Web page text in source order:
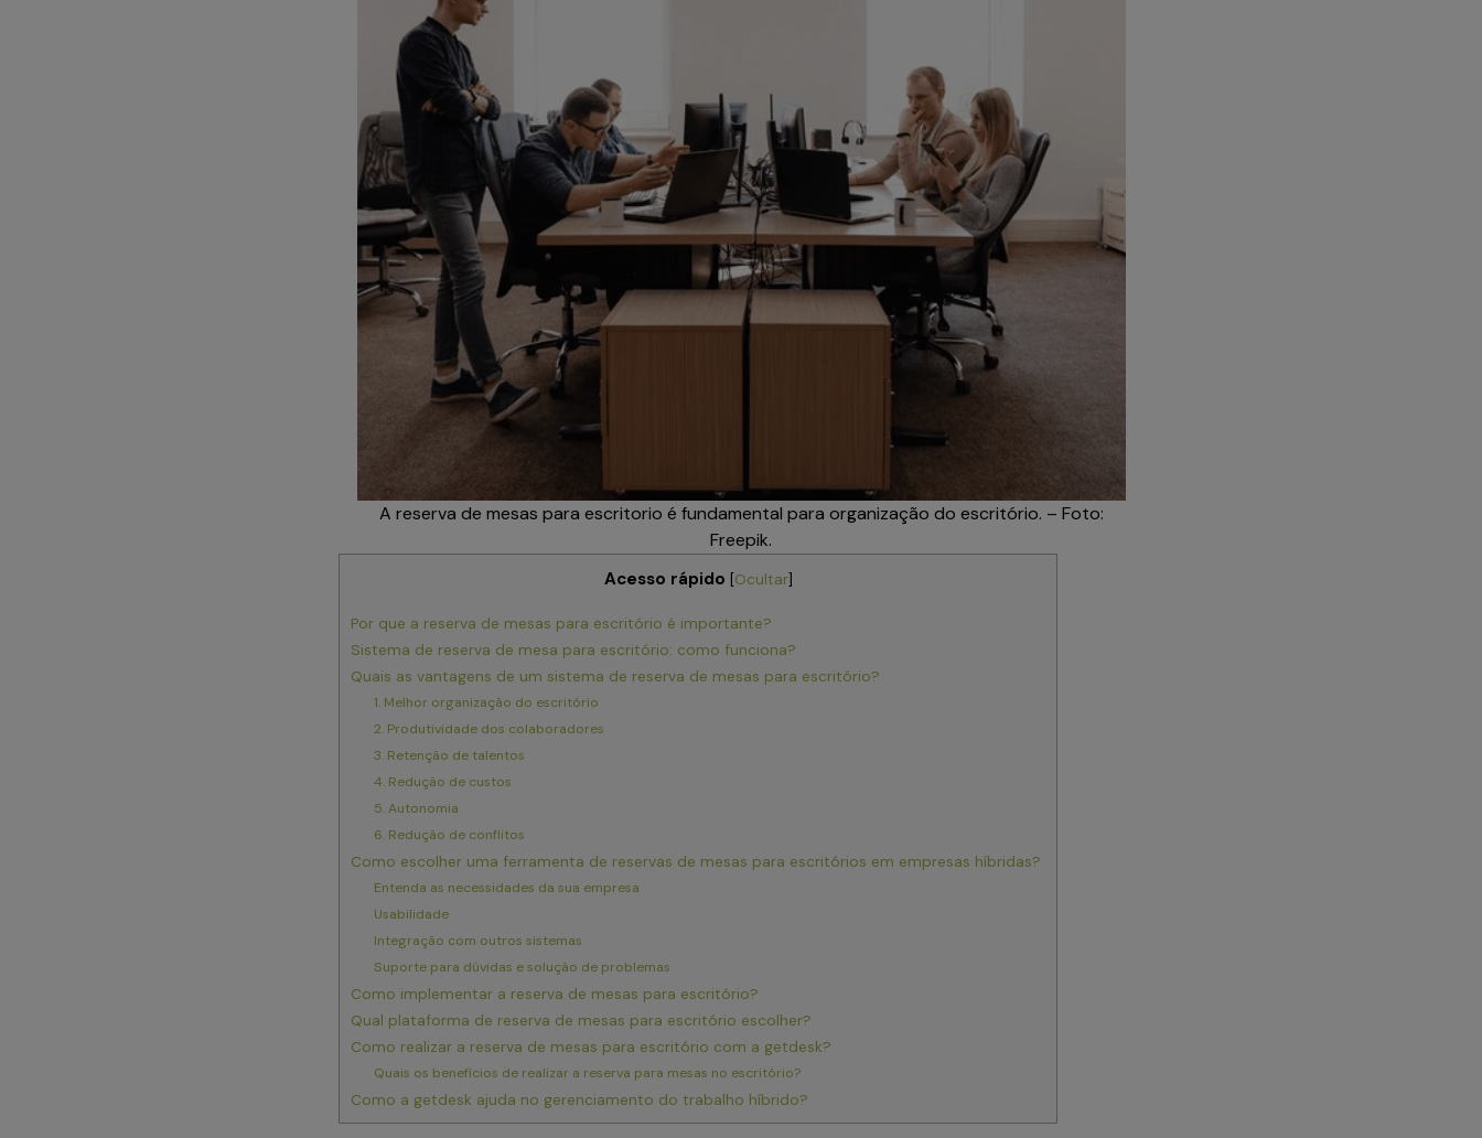
A reserva de mesas para escritorio é fundamental para organização do escritório. – Foto:
Freepik.
Acesso rápido [Ocultar]
Por que a reserva de mesas para escritório é importante?
Sistema de reserva de mesa para escritório: como funciona?
Quais as vantagens de um sistema de reserva de mesas para escritório?
1. Melhor organização do escritório
2. Produtividade dos colaboradores
3. Retenção de talentos
4. Redução de custos
5. Autonomia
6. Redução de conflitos
Como escolher uma ferramenta de reservas de mesas para escritórios em empresas híbridas?
Entenda as necessidades da sua empresa
Usabilidade
Integração com outros sistemas
Suporte para dúvidas e solução de problemas
Como implementar a reserva de mesas para escritório?
Qual plataforma de reserva de mesas para escritório escolher?
Como realizar a reserva de mesas para escritório com a getdesk?
Quais os benefícios de realizar a reserva para mesas no escritório?
Como a getdesk ajuda no gerenciamento do trabalho híbrido?